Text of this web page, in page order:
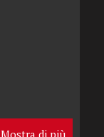
Mostra di più